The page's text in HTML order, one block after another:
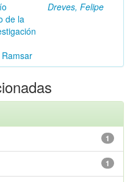
de la
Dreves, Felipe
1
1